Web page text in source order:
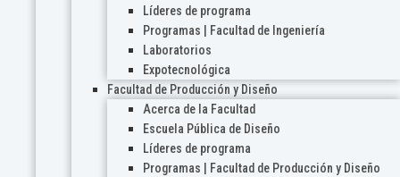
Líderes de programa
Programas | Facultad de Ingeniería
Laboratorios
Expotecnológica
Facultad de Producción y Diseño
Acerca de la Facultad
Escuela Pública de Diseño
Líderes de programa
Programas | Facultad de Producción y Diseño